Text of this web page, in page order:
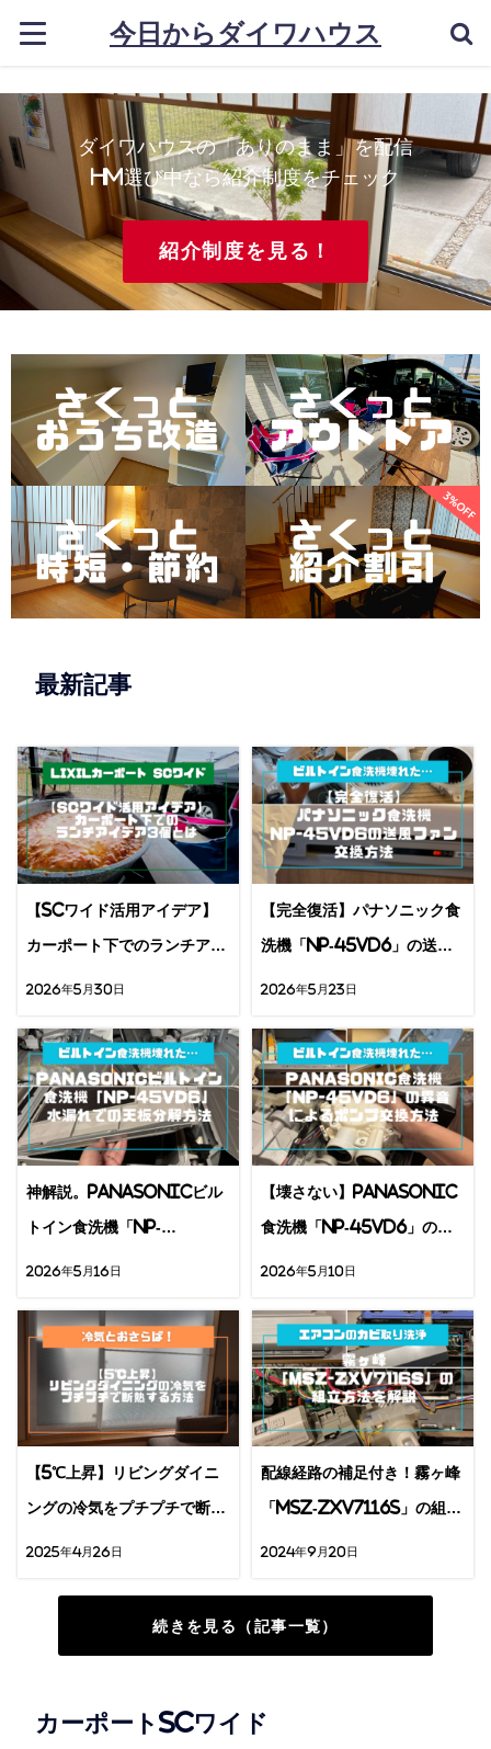
今日からダイワハウス
ダイワハウスの「ありのまま」を配信
HM選び中なら紹介制度をチェック
紹介制度を見る！
最新記事
【SCワイド活用アイデア】
カーポート下でのランチアイ
2026年5月30日
【完全復活】パナソニック食
洗機「NP-45VD6」の送風
2026年5月23日
神解説。Panasonicビル
トイン食洗機「NP-
2026年5月16日
【壊さない】Panasonic
食洗機「NP-45VD6」の異
2026年5月10日
【5℃上昇】リビングダイニ
ングの冷気をプチプチで断熱
する方法
2025年4月26日
配線経路の補足付き！霧ヶ峰
「MSZ-ZXV7116S」の組立
方法を解説
2024年9月20日
続きを見る（記事一覧）
カーポートSCワイド